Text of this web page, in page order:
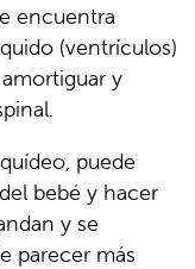
encuentra
(ventrículos)
y
puede
bebé y hacer
y se
parecer más